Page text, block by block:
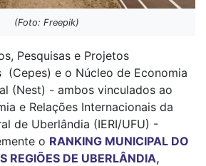
(Foto: Freepik)
Pesquisas e Projetos
(Cepes) e o Núcleo de Economia
(Nest) - ambos vinculados ao
e Relações Internacionais da
de Uberlândia (IERI/UFU) -
o RANKING MUNICIPAL DO
REGIÕES DE UBERLÂNDIA,